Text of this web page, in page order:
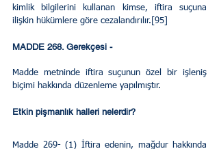
kimlik bilgilerini kullanan kimse, iftira suçuna
ilişkin hükümlere göre cezalandırılır.[95]
MADDE 268. Gerekçesi -
Madde metninde iftira suçunun özel bir işleniş
biçimi hakkında düzenleme yapılmıştır.
Etkin pişmanlık halleri nelerdir?
Madde 269- (1) İftira edenin, mağdur hakkında